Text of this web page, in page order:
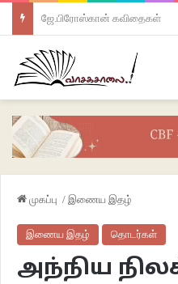
ஜே.பிரோஸ்கான் கவிதைகள்
முகப்பு / இணைய இதழ்
இணைய இதழ் தொடர்கள்
அந்நிய